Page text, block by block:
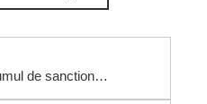
interdiction du cumul de sanctions en l’absence de procédures coordonnées.